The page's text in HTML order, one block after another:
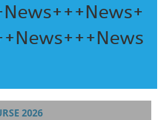
2026